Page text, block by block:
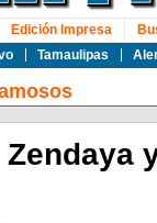
Tamaulipas
Edición Impresa